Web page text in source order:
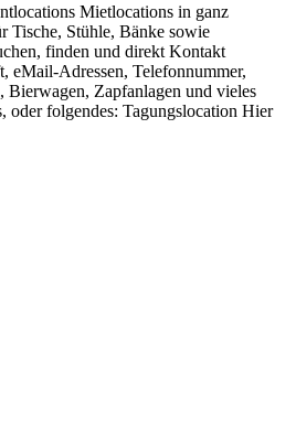
Mietlocations in ganz
Tische, Stühle, Bänke sowie
finden und direkt Kontakt
eMail-Adressen, Telefonnummer,
Bierwagen, Zapfanlagen und vieles
oder folgendes: Tagungslocation Hier